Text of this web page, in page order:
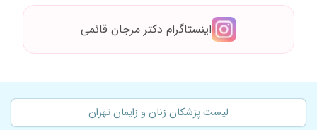
اینستاگرام دکتر مرجان قائمی
لیست پزشکان زنان و زایمان تهران